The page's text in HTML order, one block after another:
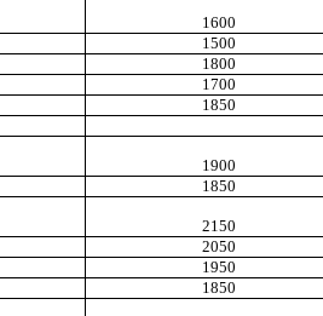
1600
1500
1800
1700
1850
1900
1850
2150
2050
1950
1850